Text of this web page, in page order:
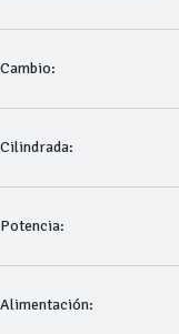
Cambio:
Cilindrada:
Potencia:
Alimentación: